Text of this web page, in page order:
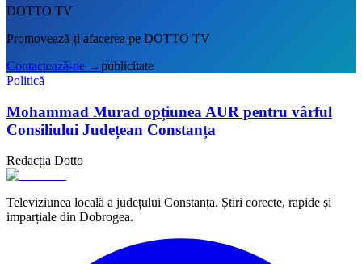
DOTTO TV
Promovează-ți afacerea pe DOTTO TV
Contactează-ne →publicitate
Politică
Mohammad Murad opțiunea AUR pentru vârful
Consiliului Județean Constanța
Redacția Dotto
Televiziunea locală a județului Constanța. Știri corecte, rapide și
imparțiale din Dobrogea.